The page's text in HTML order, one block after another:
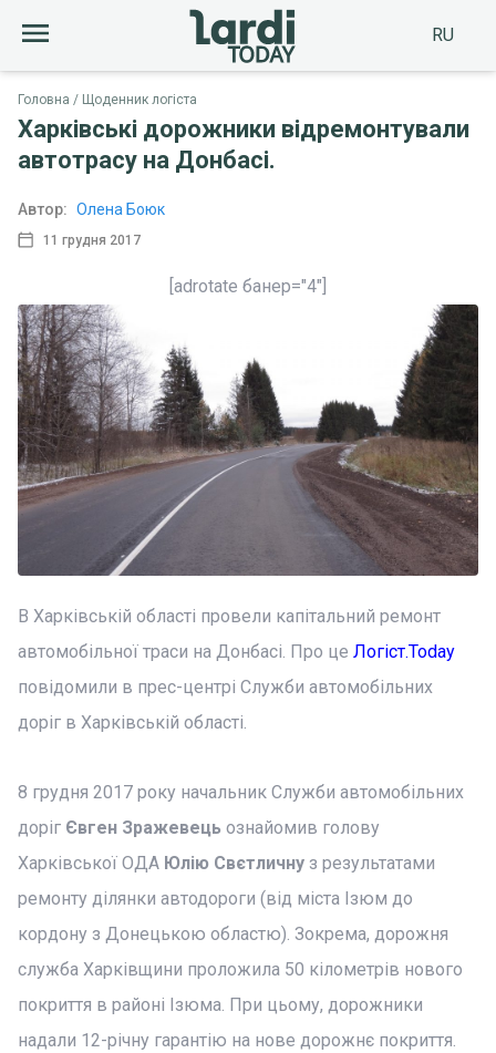
RU
Головна Щоденник логіста
Харківські дорожники відремонтували
автотрасу на Донбасі.
11 грудня 2017
Автор: Олена Боюк
[adrotate банер="4"]
В Харківській області провели капітальний ремонт
автомобільної траси на Донбасі. Про це Логіст.Today
повідомили в прес-центрі Служби автомобільних
доріг в Харківській області.
8 грудня 2017 року начальник Служби автомобільних
доріг Євген Зражевець ознайомив голову
Харківської ОДА Юлію Свєтличну з результатами
ремонту ділянки автодороги (від міста Ізюм до
кордону з Донецькою областю). Зокрема, дорожня
служба Харківщини проложила 50 кілометрів нового
покриття в районі Ізюма. При цьому, дорожники
надали 12-річну гарантію на нове дорожнє покриття.